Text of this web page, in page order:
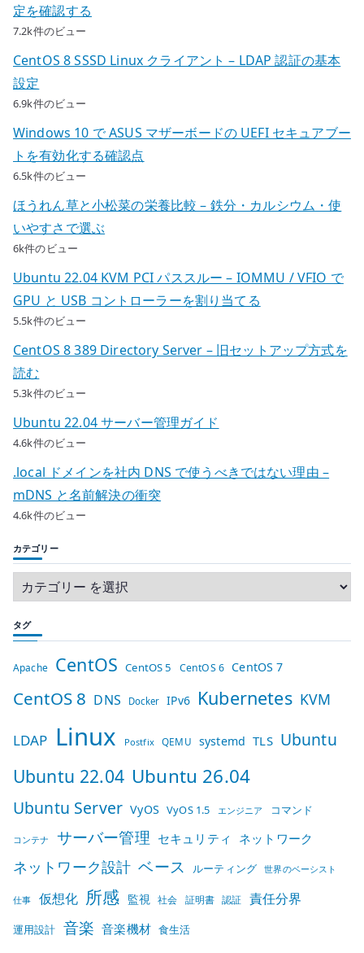
定を確認する
7.2k件のビュー
CentOS 8 SSSD Linux クライアント – LDAP 認証の基本
設定
6.9k件のビュー
Windows 10 で ASUS マザーボードの UEFI セキュアブー
トを有効化する確認点
6.5k件のビュー
ほうれん草と小松菜の栄養比較 – 鉄分・カルシウム・使
いやすさで選ぶ
6k件のビュー
Ubuntu 22.04 KVM PCI パススルー – IOMMU / VFIO で
GPU と USB コントローラーを割り当てる
5.5k件のビュー
CentOS 8 389 Directory Server – 旧セットアップ方式を
読む
5.3k件のビュー
Ubuntu 22.04 サーバー管理ガイド
4.6k件のビュー
.local ドメインを社内 DNS で使うべきではない理由 –
mDNS と名前解決の衝突
4.6k件のビュー
カテゴリー
タグ
Apache CentOS CentOS 5 CentOS 6 CentOS 7
CentOS 8 DNS Docker IPv6 Kubernetes KVM
LDAP Linux Postfix QEMU systemd TLS Ubuntu
Ubuntu 22.04 Ubuntu 26.04
Ubuntu Server VyOS VyOS 1.5 エンジニア コマンド
コンテナ サーバー管理 セキュリティ ネットワーク
ネットワーク設計 ベース ルーティング 世界のベーシスト
仕事 仮想化 所感 監視 社会 証明書 認証 責任分界
運用設計 音楽 音楽機材 食生活